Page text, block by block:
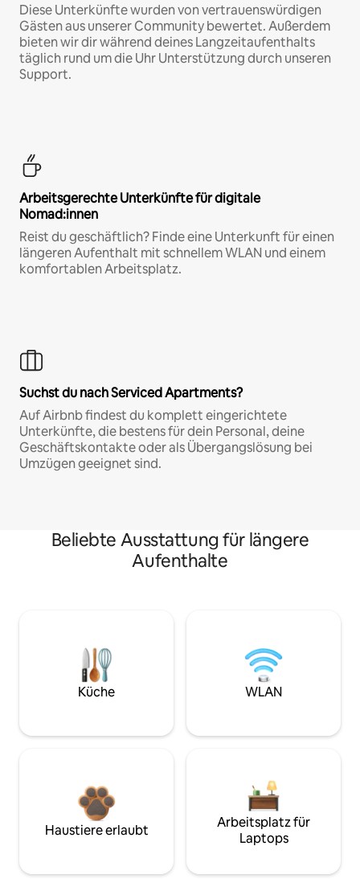
Diese Unterkünfte wurden von vertrauenswürdigen
Gästen aus unserer Community bewertet. Außerdem
bieten wir dir während deines Langzeitaufenthalts
täglich rund um die Uhr Unterstützung durch unseren
Support.
Arbeitsgerechte Unterkünfte für digitale
Nomad:innen
Reist du geschäftlich? Finde eine Unterkunft für einen
längeren Aufenthalt mit schnellem WLAN und einem
komfortablen Arbeitsplatz.
Suchst du nach Serviced Apartments?
Auf Airbnb findest du komplett eingerichtete
Unterkünfte, die bestens für dein Personal, deine
Geschäftskontakte oder als Übergangslösung bei
Umzügen geeignet sind.
Beliebte Ausstattung für längere
Aufenthalte
Küche WLAN
Haustiere erlaubt
Arbeitsplatz für
Laptops